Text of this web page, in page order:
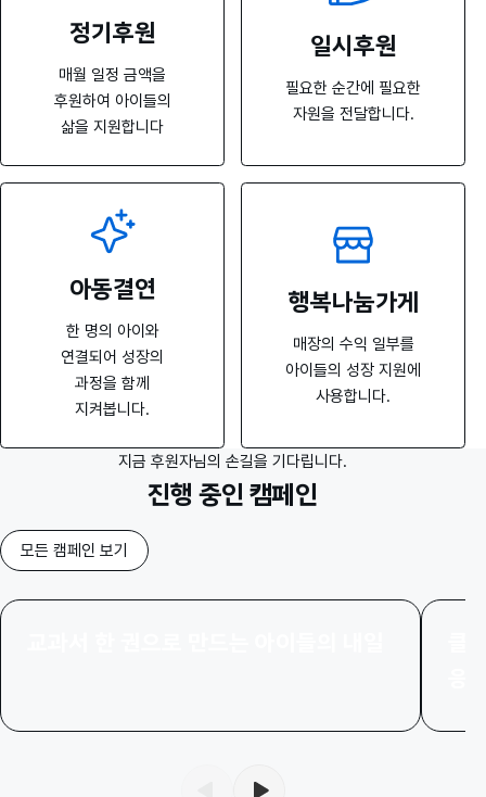
정기후원
매월 일정 금액을
후원하여 아이들의
삶을 지원합니다
일시후원
필요한 순간에 필요한
자원을 전달합니다.
아동결연
한 명의 아이와
연결되어 성장의
과정을 함께
지켜봅니다.
행복나눔가게
매장의 수익 일부를
아이들의 성장 지원에
사용합니다.
지금 후원자님의 손길을 기다립니다.
진행 중인 캠페인
모든 캠페인 보기